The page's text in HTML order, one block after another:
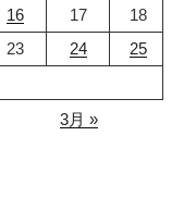
16 17
18
23 24
25
3月 »